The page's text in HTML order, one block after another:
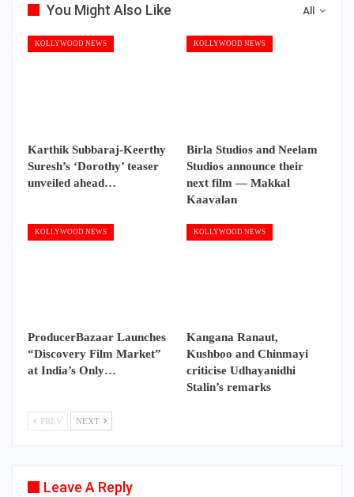
All
You Might Also Like
KOLLYWOOD NEWS
Karthik Subbaraj-Keerthy
Suresh’s ‘Dorothy’ teaser
unveiled ahead…
KOLLYWOOD NEWS
Birla Studios and Neelam
Studios announce their
next film — Makkal
Kaavalan
KOLLYWOOD NEWS
ProducerBazaar Launches
“Discovery Film Market”
at India’s Only…
KOLLYWOOD NEWS
Kangana Ranaut,
Kushboo and Chinmayi
criticise Udhayanidhi
Stalin’s remarks
PREV NEXT
Leave A Reply